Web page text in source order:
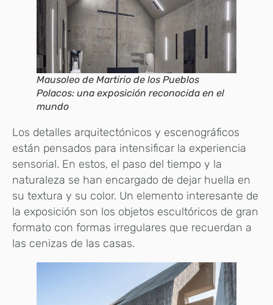
Mausoleo de Martirio de los Pueblos
Polacos: una exposición reconocida en el
mundo
Los detalles arquitectónicos y escenográficos
están pensados para intensificar la experiencia
sensorial. En estos, el paso del tiempo y la
naturaleza se han encargado de dejar huella en
su textura y su color. Un elemento interesante de
la exposición son los objetos escultóricos de gran
formato con formas irregulares que recuerdan a
las cenizas de las casas.